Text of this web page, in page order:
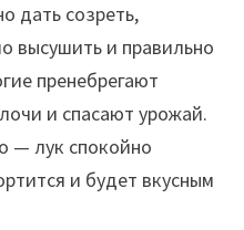
дать созреть,
высушить и правильно
пренебрегают
и спасают урожай.
— лук спокойно
и будет вкусным